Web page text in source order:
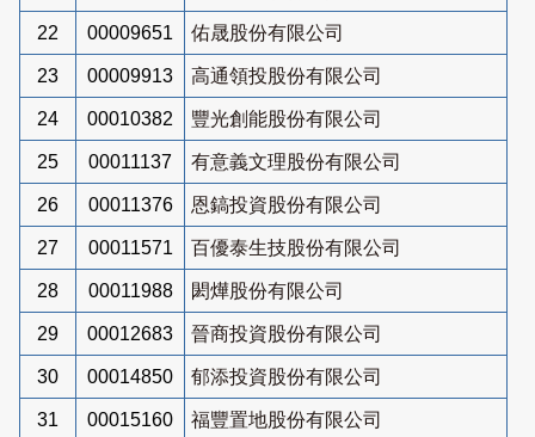
22 00009651 佑晟股份有限公司
23 00009913 高通領投股份有限公司
24 00010382 豐光創能股份有限公司
25 00011137 有意義文理股份有限公司
26 00011376 恩鎬投資股份有限公司
27 00011571 百優泰生技股份有限公司
28 00011988 閎燁股份有限公司
29 00012683 晉商投資股份有限公司
30 00014850 郁添投資股份有限公司
31 00015160 福豐置地股份有限公司